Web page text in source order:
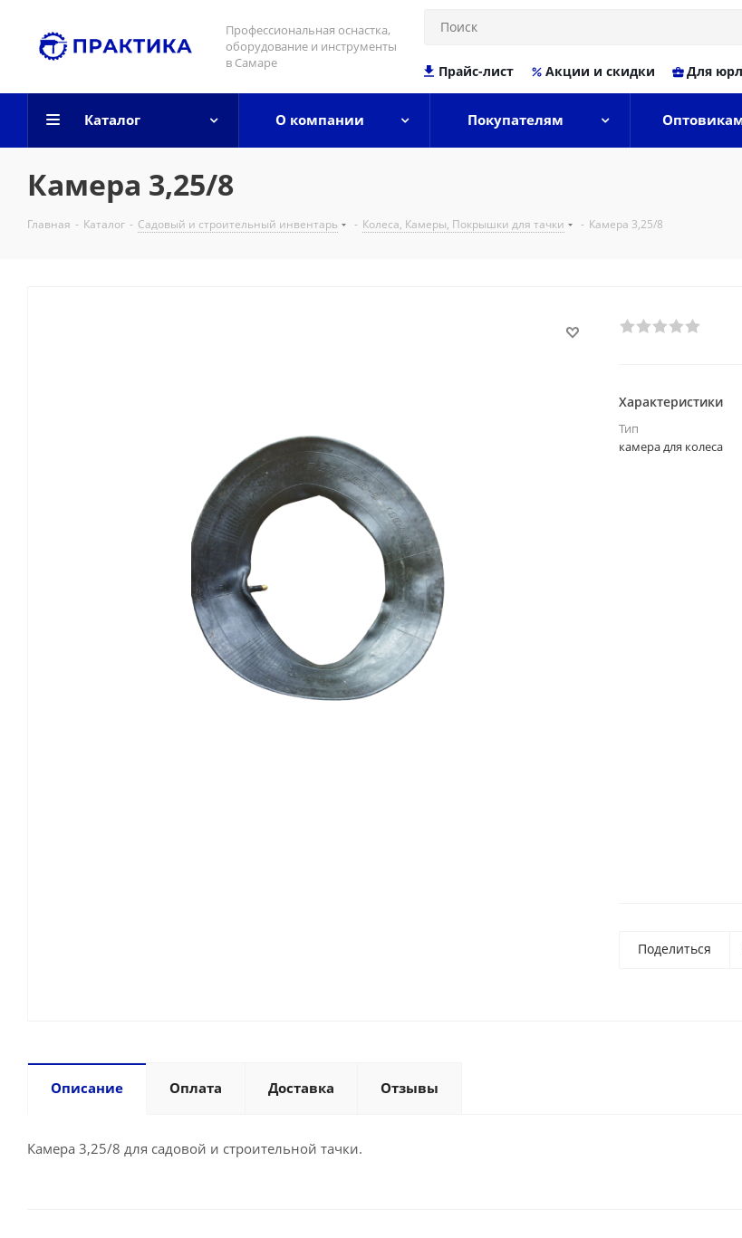
Профессиональная оснастка,
оборудование и инструменты
в Самаре
Прайс-лист Акции и скидки Для
Каталог О компании Покупателям
Камера 3,25/8
Главная - Каталог - Садовый и строительный инвентарь - Колеса, Камеры, Покрышки для тачки - Камера 3,25/8
Характеристики
Тип
камера для колеса
Поделиться
Описание Оплата Доставка Отзывы
Камера 3,25/8 для садовой и строительной тачки.